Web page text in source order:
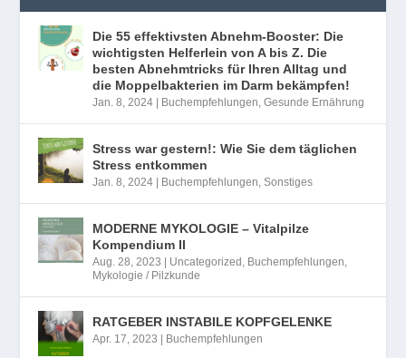
Die 55 effektivsten Abnehm-Booster: Die
wichtigsten Helferlein von A bis Z. Die
besten Abnehmtricks für Ihren Alltag und
die Moppelbakterien im Darm bekämpfen!
Jan. 8, 2024 Buchempfehlungen,Gesunde Ernährung
Stress war gestern!: Wie Sie dem täglichen
Stress entkommen
Jan. 8, 2024 Buchempfehlungen,Sonstiges
MODERNE MYKOLOGIE – Vitalpilze
Kompendium II
Aug. 28, 2023 Uncategorized , Buchempfehlungen,
Mykologie / Pilzkunde
RATGEBER INSTABILE KOPFGELENKE
Apr. 17, 2023 Buchempfehlungen